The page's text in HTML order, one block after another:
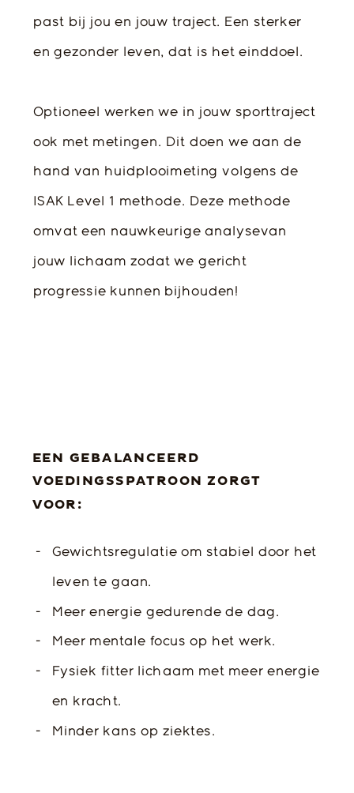
Gewichtsregulatie om stabiel door het
leven te gaan.
Meer energie gedurende de dag.
Meer mentale focus op het werk.
Fysiek fitter lichaam met meer energie
en kracht.
Minder kans op ziektes.
-
-
-
-
-
past bij jou en jouw traject. Een sterker
en gezonder leven, dat is het einddoel.
Optioneel werken we in jouw sporttraject
ook met metingen. Dit doen we aan de
hand van huidplooimeting volgens de
ISAK Level 1 methode. Deze methode
omvat een nauwkeurige analysevan
jouw lichaam zodat we gericht
progressie kunnen bijhouden!
EEN GEBALANCEERD
VOEDINGSSPATROON ZORGT
VOOR: